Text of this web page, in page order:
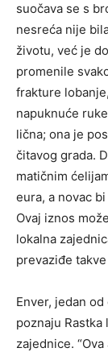
suočava se s
nesreća nije
životu, već je
promenile
frakture
napuknuće
lična; ona je
čitavog grada.
matičnim
eura, a novac
Ovaj iznos
lokalna
prevaziđe
Enver, jedan
poznaju
zajednice.